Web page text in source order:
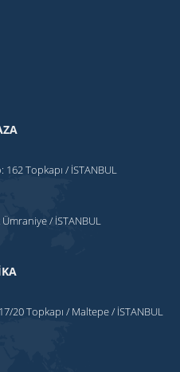
Topkapı / İSTANBUL
/ İSTANBUL
20 Topkapı / Maltepe / İSTANBUL